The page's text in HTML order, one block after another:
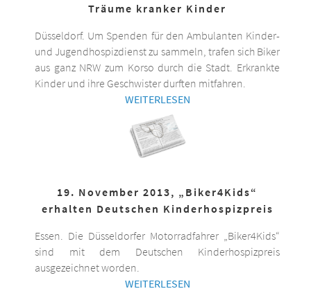
Träume kranker Kinder
Düsseldorf. Um Spenden für den Ambulanten Kinder-
und Jugendhospizdienst zu sammeln, trafen sich Biker
aus ganz NRW zum Korso durch die Stadt. Erkrankte
Kinder und ihre Geschwister durften mitfahren.
WEITERLESEN
19. November 2013, „Biker4Kids“
erhalten Deutschen Kinderhospizpreis
Essen. Die Düsseldorfer Motorradfahrer „Biker4Kids“
sind mit dem Deutschen Kinderhospizpreis
ausgezeichnet worden.
WEITERLESEN